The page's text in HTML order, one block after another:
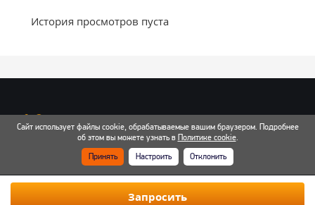
Запросить
История просмотров пуста
info@mixtcar.ru
Почта для связи
Все контакты
Сайт использует файлы cookie, обрабатываемые вашим браузером. Подробнее
об этом вы можете узнать в Политике cookie.
Принять
Настроить Отклонить